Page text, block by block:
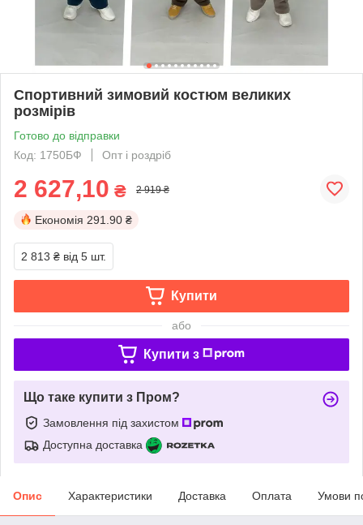
Спортивний зимовий костюм великих
розмірів
Готово до відправки
Код: 1750БФ
Опт і роздріб
2 627,10 ₴ 2 919 ₴
Економія 291.90 ₴
2 813 ₴ від 5 шт.
Купити
або
Купити з
Що таке купити з Пром?
Замовлення під захистом
Доступна доставка
Опис Характеристики Доставка Оплата Умови